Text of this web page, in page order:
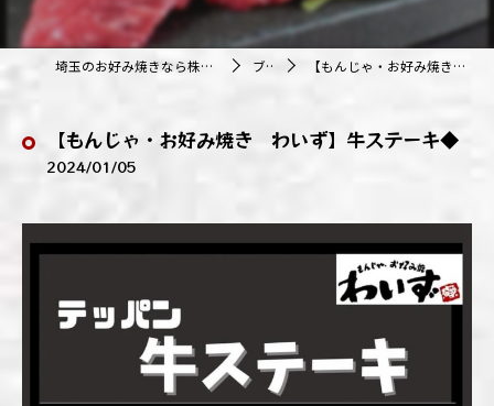
埼玉のお好み焼きなら株式会社アジルカンパニー ブログ 【もんじゃ・お好み焼き わいず】牛ステーキ◆
【もんじゃ・お好み焼き わいず】牛ステーキ◆
2024/01/05